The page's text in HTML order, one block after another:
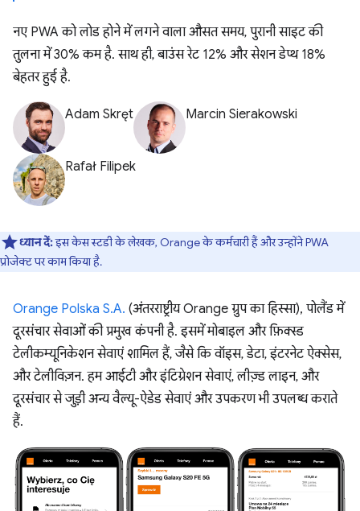
नए PWA को लोड होने में लगने वाला औसत समय, पुरानी साइट की
तुलना में 30% कम है. साथ ही, बाउंस रेट 12% और सेशन डेप्थ 18%
बेहतर हुई है.
Adam Skręt Marcin Sierakowski
Rafał Filipek
ध्यान दें:इस केस स्टडी के लेखक, Orange के कर्मचारी हैं और उन्होंने PWA
प्रोजेक्ट पर काम किया है.
Orange Polska S.A. (अंतरराष्ट्रीय Orange ग्रुप का हिस्सा), पोलैंड में
दूरसंचार सेवाओं की प्रमुख कंपनी है. इसमें मोबाइल और फ़िक्स्ड
टेलीकम्यूनिकेशन सेवाएं शामिल हैं, जैसे कि वॉइस, डेटा, इंटरनेट ऐक्सेस,
और टेलीविज़न. हम आईटी और इंटिग्रेशन सेवाएं, लीज़्ड लाइन, और
दूरसंचार से जुड़ी अन्य वैल्यू-ऐडेड सेवाएं और उपकरण भी उपलब्ध कराते
हैं.